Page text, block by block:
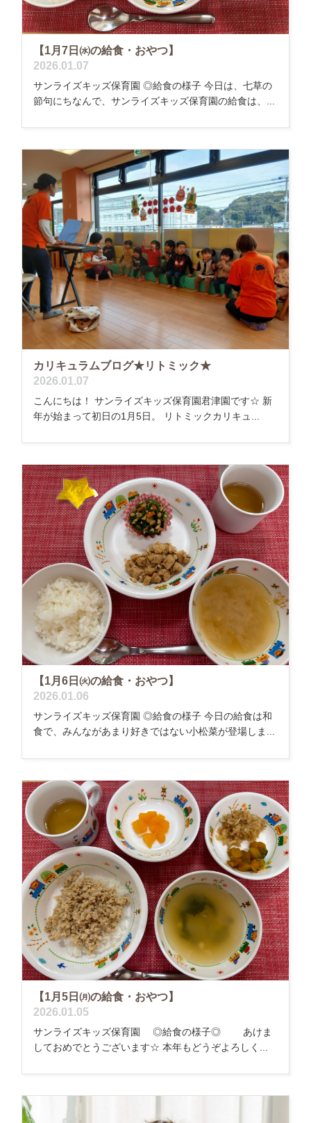
【1月7日㈬の給食・おやつ】
2026.01.07
サンライズキッズ保育園 ◎給食の様子 今日は、七草の
節句にちなんで、サンライズキッズ保育園の給食は、...
カリキュラムブログ★リトミック★
2026.01.07
こんにちは！ サンライズキッズ保育園君津園です☆ 新
年が始まって初日の1月5日。 リトミックカリキュ...
【1月6日㈫の給食・おやつ】
2026.01.06
サンライズキッズ保育園 ◎給食の様子 今日の給食は和
食で、みんながあまり好きではない小松菜が登場しま...
【1月5日㈪の給食・おやつ】
2026.01.05
サンライズキッズ保育園 ◎給食の様子◎ あけま
しておめでとうございます☆ 本年もどうぞよろしく...